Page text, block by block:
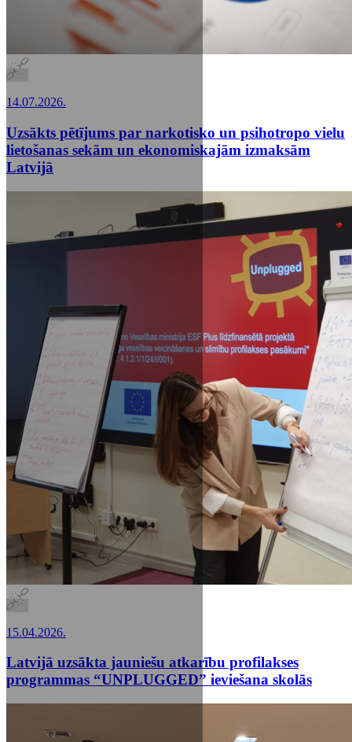
14.07.2026.
Uzsākts pētījums par narkotisko un psihotropo vielu
lietošanas sekām un ekonomiskajām izmaksām
Latvijā
15.04.2026.
Latvijā uzsākta jauniešu atkarību profilakses
programmas “UNPLUGGED” ieviešana skolās